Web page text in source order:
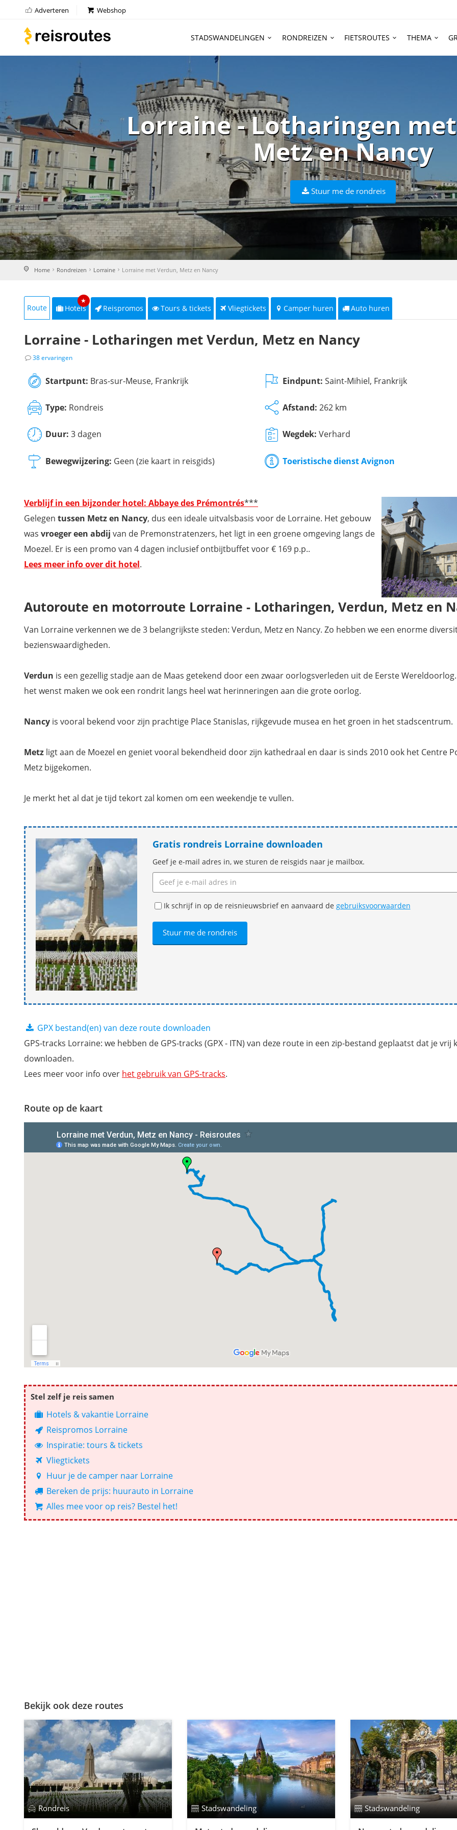
Adverteren Webshop
STADSWANDELINGEN RONDREIZEN FIETSROUTES THEMA
Lorraine - Lotharingen
Metz en Nancy
Stuur me de rondreis
Home Rondreizen Lorraine Lorraine met Verdun, Metz en Nancy
Route Hotels
★
Reispromos Tours & tickets Vliegtickets Camper huren Auto huren
Lorraine - Lotharingen met Verdun, Metz en Nancy
38 ervaringen
Startpunt: Bras-sur-Meuse, Frankrijk Eindpunt: Saint-Mihiel, Frankrijk
Type: Rondreis Afstand: 262 km
Duur: 3 dagen Wegdek: Verhard
Bewegwijzering: Geen (zie kaart in reisgids) Toeristische dienst Avignon
Verblijf in een bijzonder hotel: Abbaye des Prémontrés***
Gelegen tussen Metz en Nancy, dus een ideale uitvalsbasis voor de Lorraine. Het gebouw
was vroeger een abdij van de Premonstratenzers, het ligt in een groene omgeving langs de
Moezel. Er is een promo van 4 dagen inclusief ontbijtbuffet voor € 169 p.p..
Lees meer info over dit hotel.
Autoroute en motorroute Lorraine - Lotharingen, Verdun, Metz en
Van Lorraine verkennen we de 3 belangrijkste steden: Verdun, Metz en Nancy. Zo hebben we een enorme
bezienswaardigheden.
Verdun is een gezellig stadje aan de Maas getekend door een zwaar oorlogsverleden uit de Eerste
het wenst maken we ook een rondrit langs heel wat herinneringen aan die grote oorlog.
Nancy is vooral bekend voor zijn prachtige Place Stanislas, rijkgevude musea en het groen in het stadscentrum.
Metz ligt aan de Moezel en geniet vooral bekendheid door zijn kathedraal en daar is sinds 2010 ook het Centre
Metz bijgekomen.
Je merkt het al dat je tijd tekort zal komen om een weekendje te vullen.
Gratis rondreis Lorraine downloaden
Geef je e-mail adres in, we sturen de reisgids naar je mailbox.
Ik schrijf in op de reisnieuwsbrief en aanvaard de gebruiksvoorwaarden
GPX bestand(en) van deze route downloaden
GPS-tracks Lorraine: we hebben de GPS-tracks (GPX - ITN) van deze route in een zip-bestand geplaatst dat je vrij
downloaden.
Lees meer voor info over het gebruik van GPS-tracks.
Route op de kaart
Stel zelf je reis samen
Hotels & vakantie Lorraine
Reispromos Lorraine
Inspiratie: tours & tickets
Vliegtickets
Huur je de camper naar Lorraine
Bereken de prijs: huurauto in Lorraine
Alles mee voor op reis? Bestel het!
Bekijk ook deze routes
Rondreis Stadswandeling Stadswandeling